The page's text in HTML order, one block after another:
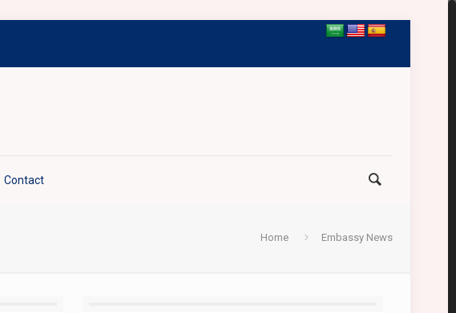
Contact
Home Embassy News